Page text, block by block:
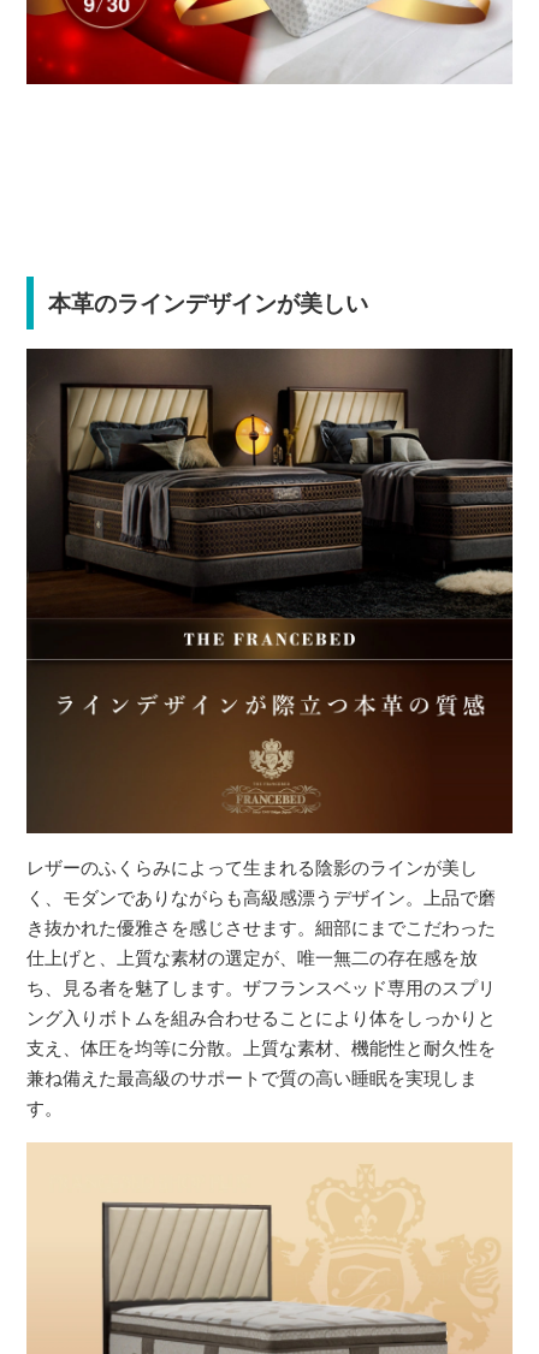
本革のラインデザインが美しい
レザーのふくらみによって生まれる陰影のラインが美し
く、モダンでありながらも高級感漂うデザイン。上品で磨
き抜かれた優雅さを感じさせます。細部にまでこだわった
仕上げと、上質な素材の選定が、唯一無二の存在感を放
ち、見る者を魅了します。ザフランスベッド専用のスプリ
ング入りボトムを組み合わせることにより体をしっかりと
支え、体圧を均等に分散。上質な素材、機能性と耐久性を
兼ね備えた最高級のサポートで質の高い睡眠を実現しま
す。